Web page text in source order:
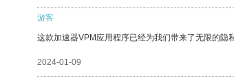
游客
这款加速器VPM应用程序已经为我们带来了无限的隐
2024-01-09